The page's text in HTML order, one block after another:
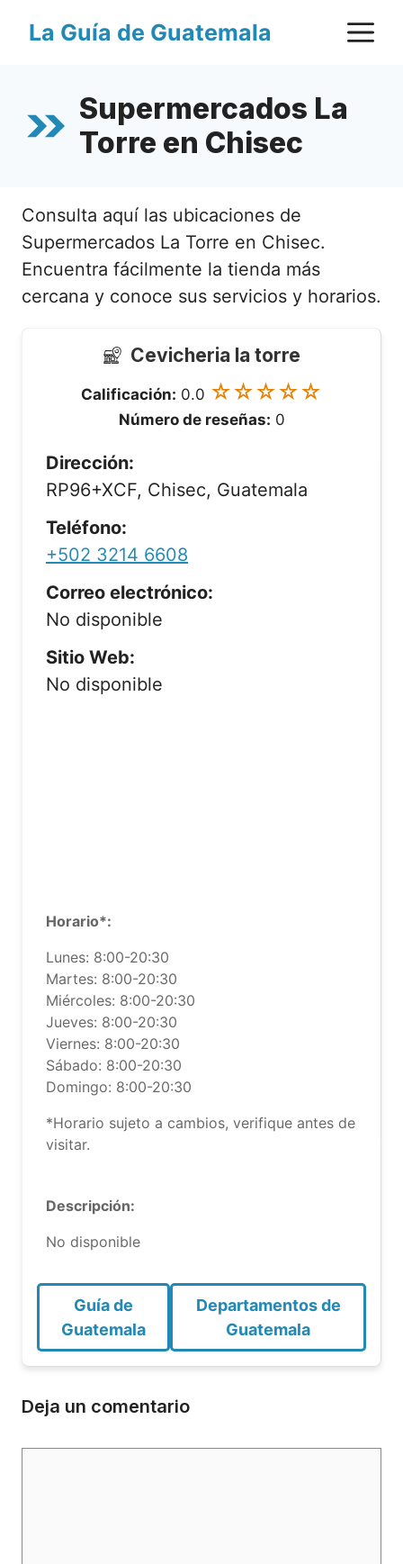
La Guía de Guatemala
Supermercados La
Torre en Chisec
Consulta aquí las ubicaciones de
Supermercados La Torre en Chisec.
Encuentra fácilmente la tienda más
cercana y conoce sus servicios y horarios.
Cevicheria la torre
Calificación: 0.0 ☆☆☆☆☆
Número de reseñas: 0
Dirección:
RP96+XCF, Chisec, Guatemala
Teléfono:
+502 3214 6608
Correo electrónico:
No disponible
Sitio Web:
No disponible
Horario*:
Lunes: 8:00-20:30
Martes: 8:00-20:30
Miércoles: 8:00-20:30
Jueves: 8:00-20:30
Viernes: 8:00-20:30
Sábado: 8:00-20:30
Domingo: 8:00-20:30
*Horario sujeto a cambios, verifique antes de
visitar.
Descripción:
No disponible
Guía de
Guatemala
Departamentos de
Guatemala
Deja un comentario